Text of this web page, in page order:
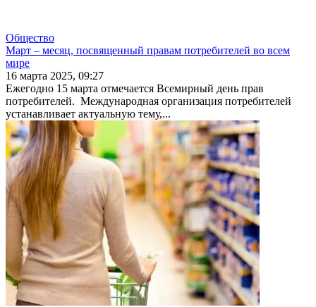
Общество
Март – месяц, посвященный правам потребителей во всем
мире
16 марта 2025, 09:27
Ежегодно 15 марта отмечается Всемирный день прав
потребите­лей. Международная организация потребителей
устанавливает акту­альную тему,...